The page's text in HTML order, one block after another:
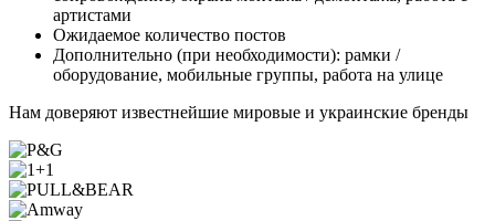
артистами
Ожидаемое количество постов
Дополнительно (при необходимости): рамки /
оборудование, мобильные группы, работа на улице
Нам доверяют известнейшие мировые и украинские бренды